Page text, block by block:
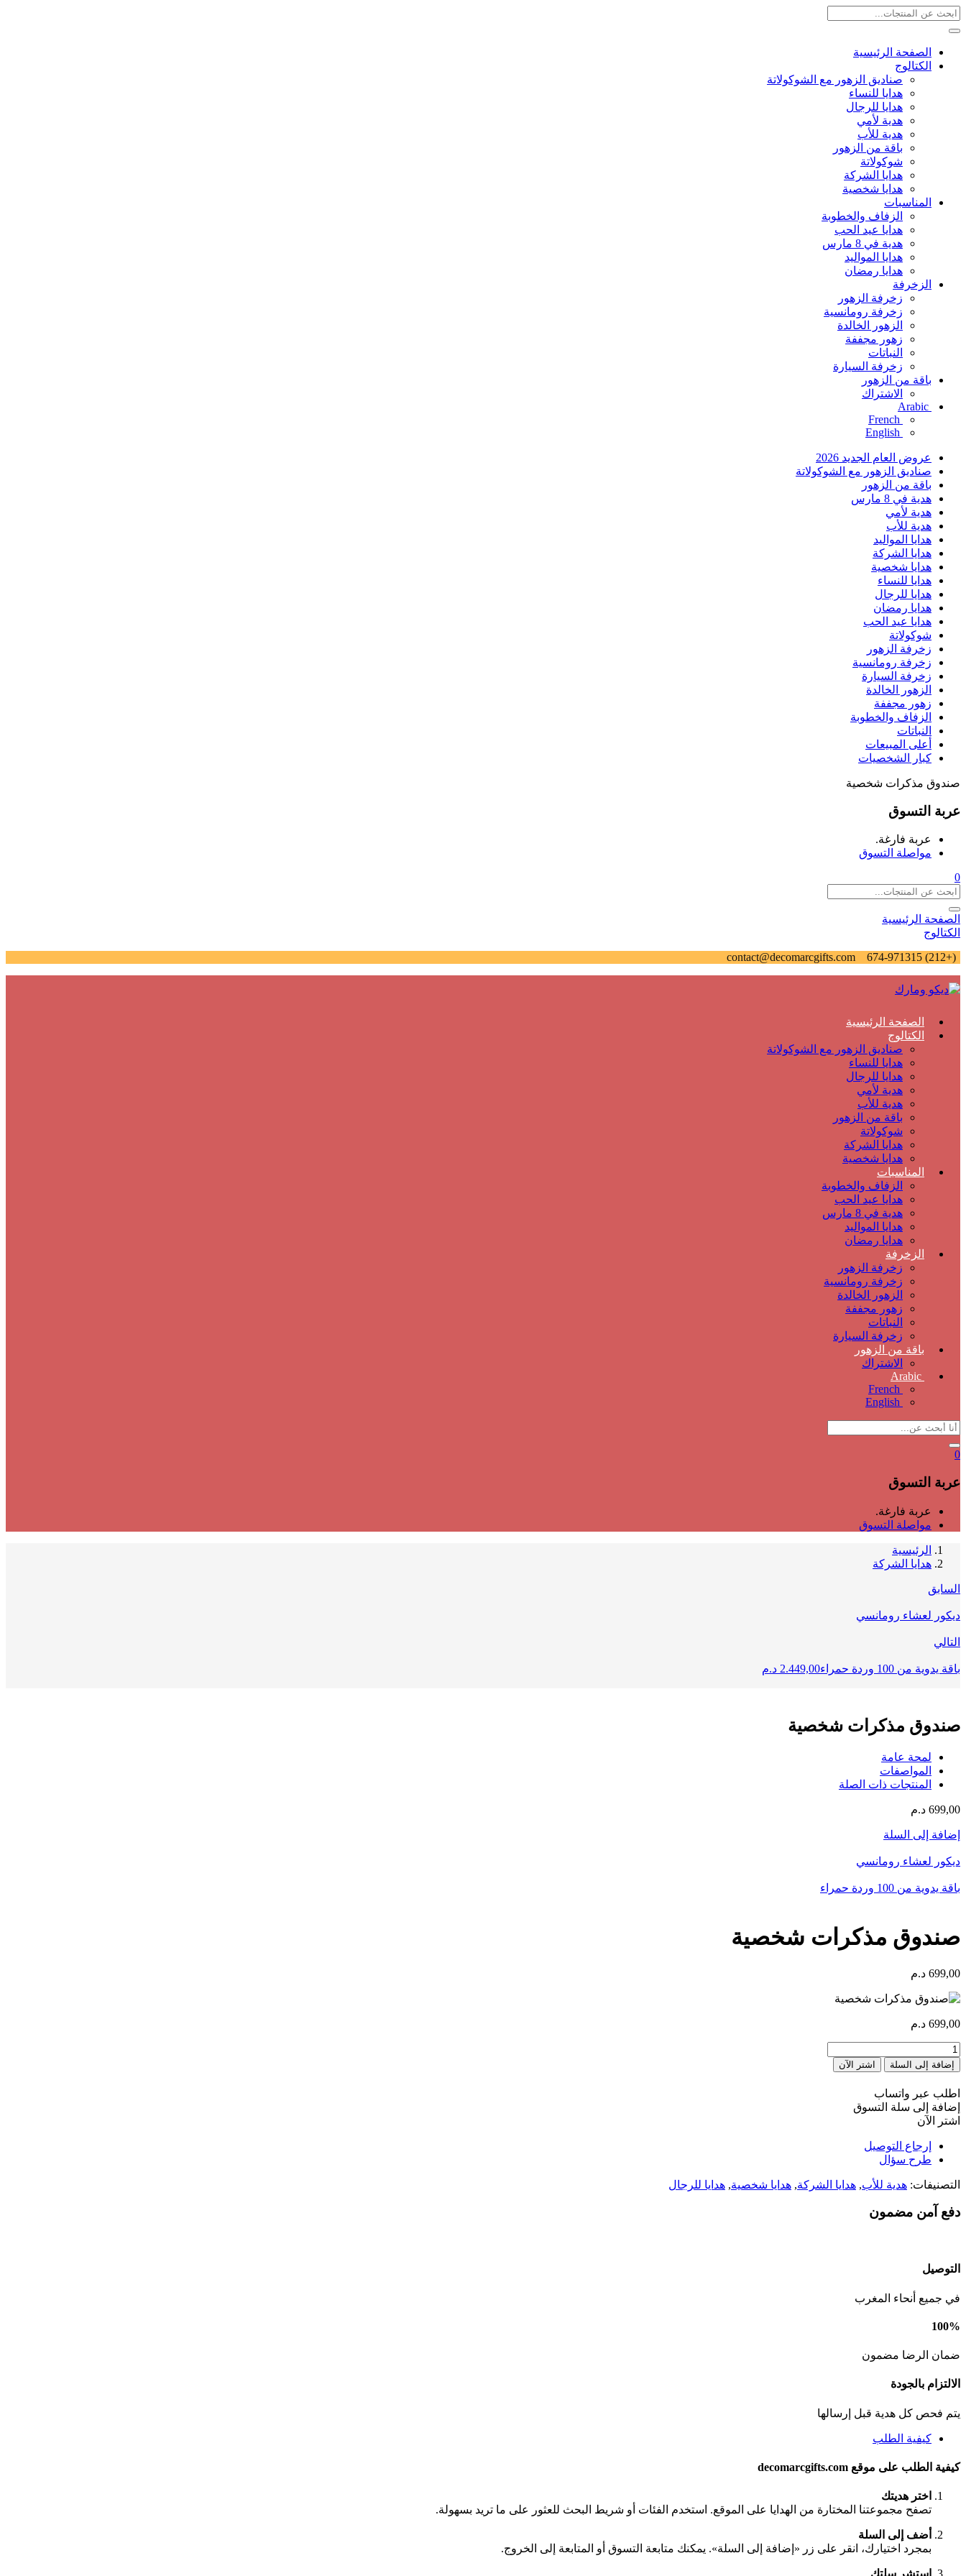
الصفحة الرئيسية
الكتالوج
صناديق الزهور مع الشوكولاتة
هدايا للنساء
هدايا للرجال
هدية لأمي
هدية للأب
باقة من الزهور
شوكولاتة
هدايا الشركة
هدايا شخصية
المناسبات
الزفاف والخطوبة
هدايا عيد الحب
هدية في 8 مارس
هدايا المواليد
هدايا رمضان
الزخرفة
زخرفة الزهور
زخرفة رومانسية
الزهور الخالدة
زهور مجففة
النباتات
زخرفة السيارة
باقة من الزهور
الاشتراك
Arabic
French
English
عروض العام الجديد 2026
صناديق الزهور مع الشوكولاتة
باقة من الزهور
هدية في 8 مارس
هدية لأمي
هدية للأب
هدايا المواليد
هدايا الشركة
هدايا شخصية
هدايا للنساء
هدايا للرجال
هدايا رمضان
هدايا عيد الحب
شوكولاتة
زخرفة الزهور
زخرفة رومانسية
زخرفة السيارة
الزهور الخالدة
زهور مجففة
الزفاف والخطوبة
النباتات
أعلى المبيعات
كبار الشخصيات
صندوق مذكرات شخصية
عربة التسوق
عربة فارغة.
مواصلة التسوق
0
الصفحة الرئيسية
الكتالوج
(+212) 674-971315
contact@decomarcgifts.com
الصفحة الرئيسية
الكتالوج
صناديق الزهور مع الشوكولاتة
هدايا للنساء
هدايا للرجال
هدية لأمي
هدية للأب
باقة من الزهور
شوكولاتة
هدايا الشركة
هدايا شخصية
المناسبات
الزفاف والخطوبة
هدايا عيد الحب
هدية في 8 مارس
هدايا المواليد
هدايا رمضان
الزخرفة
زخرفة الزهور
زخرفة رومانسية
الزهور الخالدة
زهور مجففة
النباتات
زخرفة السيارة
باقة من الزهور
الاشتراك
Arabic
French
English
0
عربة التسوق
عربة فارغة.
مواصلة التسوق
الرئيسية
هدايا الشركة
السابق
ديكور لعشاء رومانسي
التالي
باقة يدوية من 100 وردة حمراء 2.449,00 د.م
صندوق مذكرات شخصية
لمحة عامة
المواصفات
المنتجات ذات الصلة
699,00 د.م
إضافة إلى السلة
ديكور لعشاء رومانسي
باقة يدوية من 100 وردة حمراء
صندوق مذكرات شخصية
699,00 د.م
699,00 د.م
كمية
COFFRET
AGENDA
PERSONNALISÉ
إضافة إلى السلة اشتر الآن
اطلب عبر واتساب
إضافة إلى سلة التسوق
اشتر الآن
إرجاع التوصيل
طرح سؤال
التصنيفات: هدية للأب, هدايا الشركة, هدايا شخصية, هدايا للرجال
دفع آمن مضمون
التوصيل
في جميع أنحاء المغرب
100%
ضمان الرضا مضمون
الالتزام بالجودة
يتم فحص كل هدية قبل إرسالها
كيفية الطلب
كيفية الطلب على موقع decomarcgifts.com
اختر هديتك
تصفح مجموعتنا المختارة من الهدايا على الموقع. استخدم الفئات أو شريط البحث للعثور على ما تريد بسهولة.
أضف إلى السلة
بمجرد اختيارك، انقر على زر «إضافة إلى السلة». يمكنك متابعة التسوق أو المتابعة إلى الخروج.